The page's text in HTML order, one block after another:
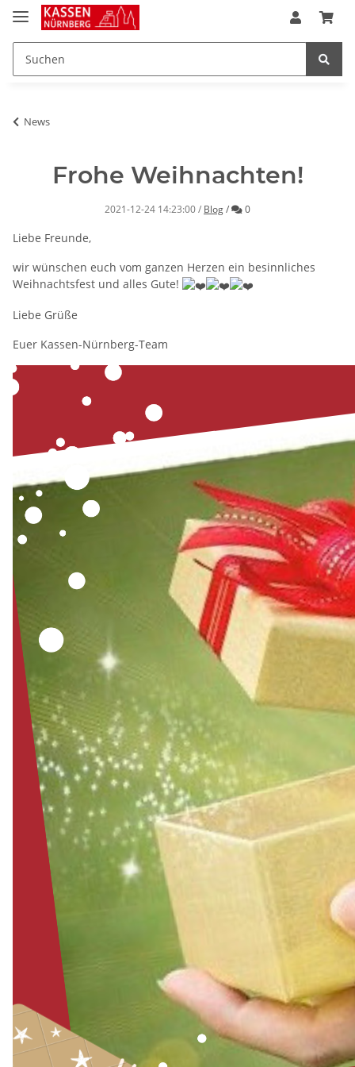
News
Frohe Weihnachten!
2021-12-24 14:23:00/ Blog/ Kommentare
0
Liebe Freunde,
wir wünschen euch vom ganzen Herzen ein besinnliches
Weihnachtsfest und alles Gute!
Liebe Grüße
Euer Kassen-Nürnberg-Team